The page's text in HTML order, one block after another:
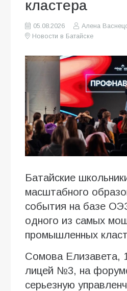
кластера
05.08.2026
Алена
Новости в Батайске
Батайские
масштабного
события на базе
одного из самых
промышленных
Сомова Елизавета,
лицей №3, на
серьезную